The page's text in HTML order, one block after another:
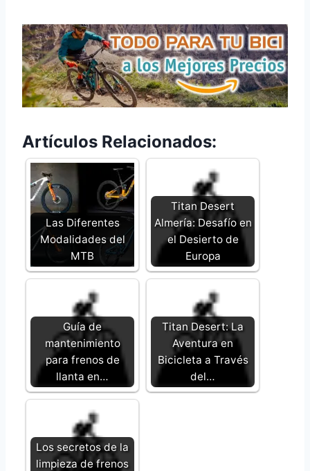
Artículos Relacionados:
Las Diferentes
Modalidades del
MTB
Titan Desert
Almería: Desafío en
el Desierto de
Europa
Guía de
mantenimiento
para frenos de
llanta en…
Titan Desert: La
Aventura en
Bicicleta a Través
del…
Los secretos de la
limpieza de frenos